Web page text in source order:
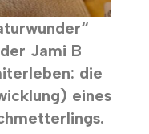
Jami B
die
eines